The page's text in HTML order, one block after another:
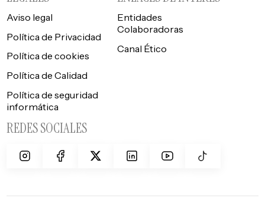
Aviso legal
Política de Privacidad
Política de cookies
Política de Calidad
Política de seguridad
informática
Entidades
Colaboradoras
Canal Ético
REDES SOCIALES